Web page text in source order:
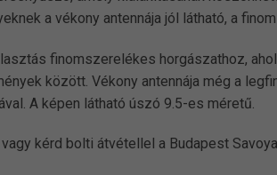
a vékony antennája jól látható, a
finomszerelékes horgászathoz,
között. Vékony antennája még a
A képen látható úszó 9.5-es méretű.
kérd bolti átvétellel a Budapest